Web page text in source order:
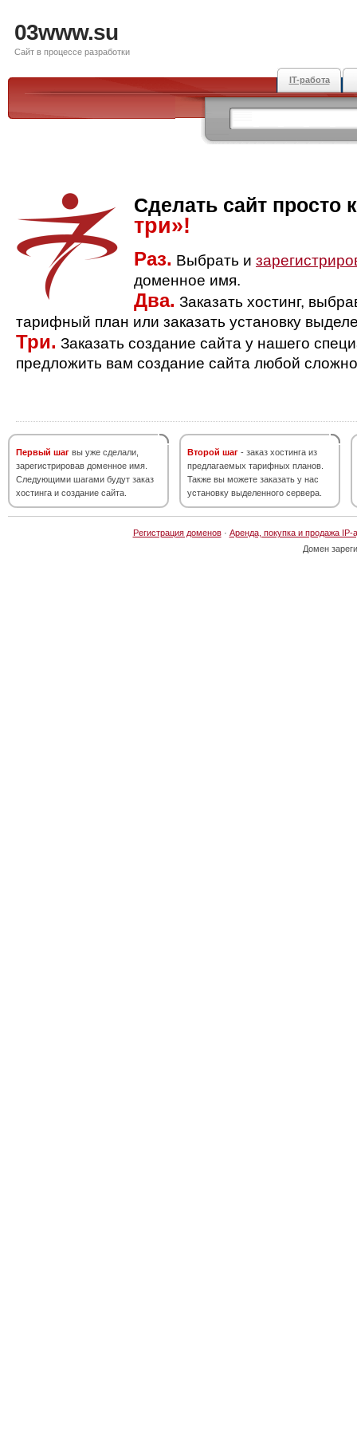
03www.su
Сайт в процессе разработки
IT-работа
Сделать сайт просто
три»!
Раз. Выбрать и
доменное имя.
Два. Заказать хостинг,
тарифный план или заказать установку
Три. Заказать создание сайта у нашего
предложить вам создание сайта любой
Первый шаг вы уже сделали,
зарегистрировав доменное имя.
Следующими шагами будут заказ
хостинга и создание сайта.
Второй шаг - заказ хостинга из
предлагаемых тарифных планов.
Также вы можете заказать у нас
установку выделенного сервера.
Регистрация доменов· Аренда, покупка и продажа IP-
Домен